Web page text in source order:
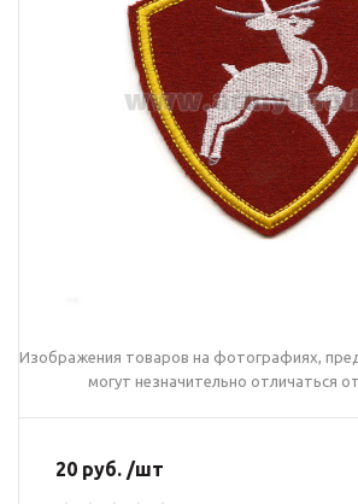
Изображения товаров на фотографиях,
могут незначительно отличаться
20 руб. /шт